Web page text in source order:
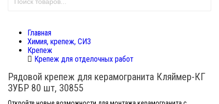
Главная
Химия, крепеж, СИЗ
Крепеж
Крепеж для отделочных работ
Рядовой крепеж для керамогранита Кляймер-КГ
ЗУБР 80 шт, 30855